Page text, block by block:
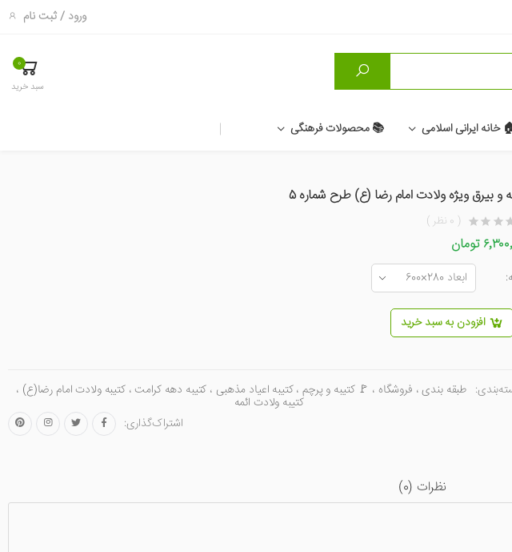
ورود /ثبت نام
0
سبد خرید
خانه ایرانی اسلامی 📚 محصولات فرهنگی
و بیرق ویژه ولادت امام رضا (ع) طرح شماره 5
( 0 نظر )
تومان
افزودن به سبد خرید
طبقه بندی، فروشگاه ، 🚩 کتیبه و پرچم،کتیبه اعیاد مذهبی ، کتیبه دهه کرامت،کتیبه ولادت امام رضا(ع) ،
کتیبه ولادت ائمه
اشتراک‌گذاری:
نظرات (0
)